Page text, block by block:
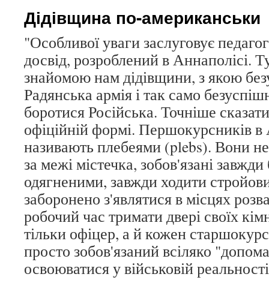
Дідівщина по-американськи
"Особливої уваги заслуговує
досвід, розроблений в Аннаполісі.
знайомою нам дідівщини, з якою
Радянська армія і так само
боротися Російська. Точніше
офіційній формі. Першокурсників в
називають плебеями (plebs). Вони
за межі містечка, зобов'язані
одягненими, завжди ходити
заборонено з'являтися в місцях
робочий час тримати двері своїх
тільки офіцер, а й кожен
просто зобов'язаний всіляко
освоюватися у військовій